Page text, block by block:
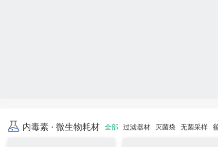
内毒素 · 微生物耗材 全部 过滤器材 灭菌袋 无菌采样